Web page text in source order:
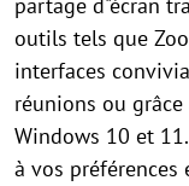
outils tels que
interfaces
réunions ou
Windows 10 et
à vos